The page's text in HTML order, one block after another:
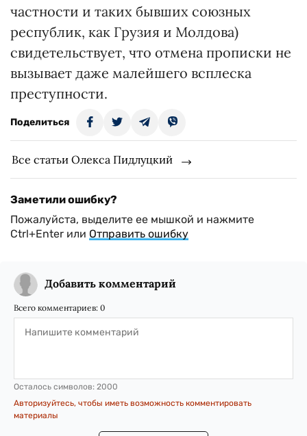
частности и таких бывших союзных
республик, как Грузия и Молдова)
свидетельствует, что отмена прописки не
вызывает даже малейшего всплеска
преступности.
Поделиться
Все статьи Олекса Пидлуцкий
Заметили ошибку?
Пожалуйста, выделите ее мышкой и нажмите
Ctrl+Enter или Отправить ошибку
Добавить комментарий
Всего комментариев: 0
Осталось символов: 2000
Авторизуйтесь, чтобы иметь возможность комментировать
материалы